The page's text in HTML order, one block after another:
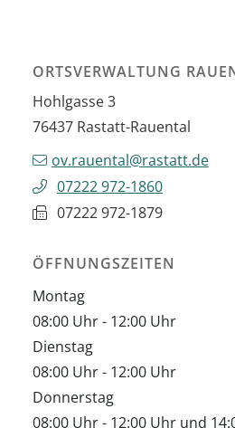
ORTSVERWALTUNG
Hohlgasse 3
76437 Rastatt-Rauental
ov.rauental@rastatt.de
07222 972-1860
07222 972-1879
ÖFFNUNGSZEITEN
Montag
08:00 Uhr- 12:00 Uhr
Dienstag
08:00 Uhr- 12:00 Uhr
Donnerstag
08:00 Uhr- 12:00 Uhr und